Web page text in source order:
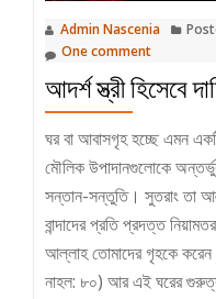
Admin Nascenia
One comment
আদর্শ স্ত্রী হিসেবে
ঘর বা আবাসগৃহ হচ্ছে এমন
মৌলিক উপাদানগুলোকে
সন্তান-সন্তুতি। সুতরাং তা
বান্দাদের প্রতি প্রদত্ত
আল্লাহ তোমাদের গৃহকে
নাহল: ৮০) আর এই ঘরের